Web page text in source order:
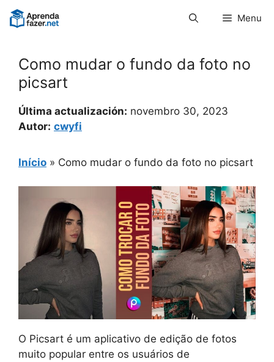
Pular
para
Menu
Como mudar o fundo da foto no
picsart
Última actualización: novembro 30, 2023
Autor: cwyfi
Início » Como mudar o fundo da foto no picsart
O Picsart é um aplicativo de edição de fotos
muito popular entre os usuários de